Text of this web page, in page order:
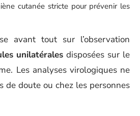
cutanée stricte pour prévenir les
avant tout sur l’observation
unilatérales disposées sur le
Les analyses virologiques ne
de doute ou chez les personnes